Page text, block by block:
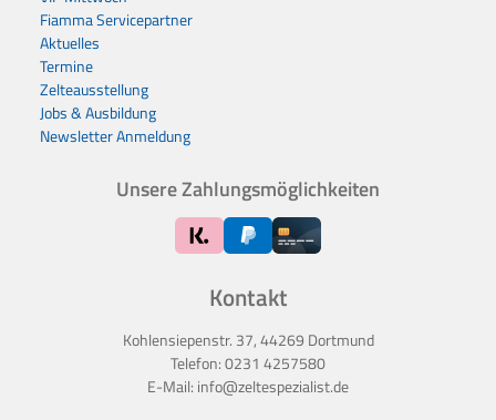
Fiamma Servicepartner
Aktuelles
Termine
Zelteausstellung
Jobs & Ausbildung
Newsletter Anmeldung
Kontakt
Kohlensiepenstr. 37, 44269 Dortmund
Telefon:0231 4257580
E-Mail: info@zeltespezialist.de
Unsere Zahlungsmöglichkeiten